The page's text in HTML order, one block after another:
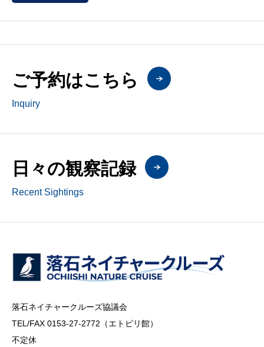
ご予約はこちら
Inquiry
日々の観察記録
Recent Sightings
落石ネイチャークルーズ協議会
TEL/FAX 0153-27-2772（エトピリ館）
不定休